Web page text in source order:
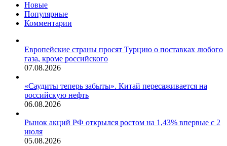
Новые
Популярные
Комментарии
Европейские страны просят Турцию о поставках любого
газа, кроме российского
07.08.2026
«Саудиты теперь забыты». Китай пересаживается на
российскую нефть
06.08.2026
Рынок акций РФ открылся ростом на 1,43% впервые с 2
июля
05.08.2026